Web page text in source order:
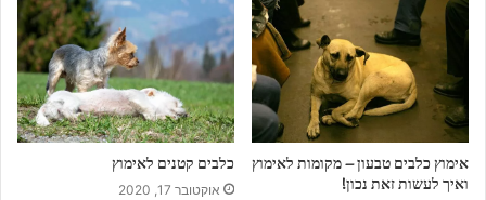
ו
ב
ה
י
ל
ש
אימוץ כלבים טבעון – מקומות לאימוץ
ואיך לעשות זאת נכון!
כלבים קטנים לאימוץ
אוקטובר 17, 2020